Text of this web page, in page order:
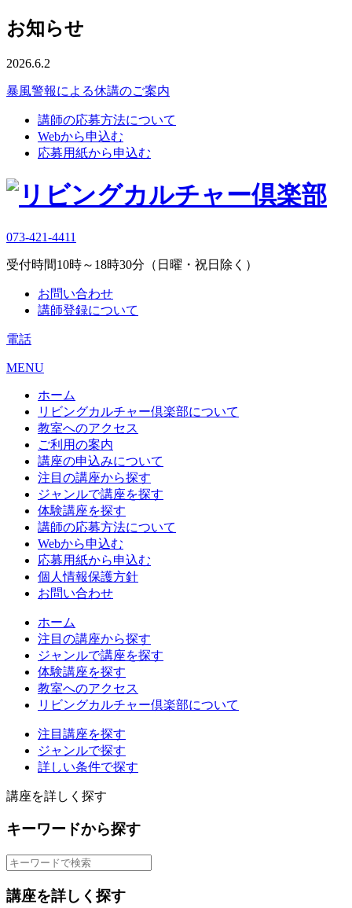
お知らせ
2026.6.2
暴風警報による休講のご案内
講師の応募方法について
Webから申込む
応募用紙から申込む
073-421-4411
受付時間10時～18時30分（日曜・祝日除く）
お問い合わせ
講師登録について
電話
MENU
ホーム
リビングカルチャー倶楽部について
教室へのアクセス
ご利用の案内
講座の申込みについて
注目の講座から探す
ジャンルで講座を探す
体験講座を探す
講師の応募方法について
Webから申込む
応募用紙から申込む
個人情報保護方針
お問い合わせ
ホーム
注目の講座から探す
ジャンルで講座を探す
体験講座を探す
教室へのアクセス
リビングカルチャー倶楽部について
注目講座を探す
ジャンルで探す
詳しい条件で探す
講座を詳しく探す
キーワードから探す
講座を詳しく探す